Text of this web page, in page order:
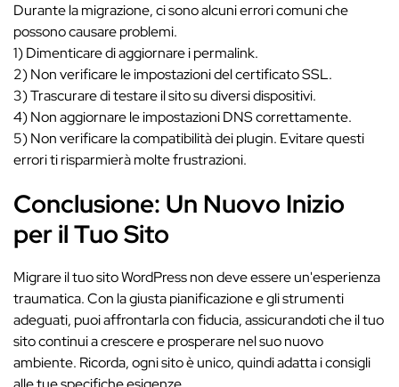
Durante la migrazione, ci sono alcuni errori comuni che
possono causare problemi.
1) Dimenticare di aggiornare i permalink.
2) Non verificare le impostazioni del certificato SSL.
3) Trascurare di testare il sito su diversi dispositivi.
4) Non aggiornare le impostazioni DNS correttamente.
5) Non verificare la compatibilità dei plugin. Evitare questi
errori ti risparmierà molte frustrazioni.
Conclusione: Un Nuovo Inizio
per il Tuo Sito
Migrare il tuo sito WordPress non deve essere un'esperienza
traumatica. Con la giusta pianificazione e gli strumenti
adeguati, puoi affrontarla con fiducia, assicurandoti che il tuo
sito continui a crescere e prosperare nel suo nuovo
ambiente. Ricorda, ogni sito è unico, quindi adatta i consigli